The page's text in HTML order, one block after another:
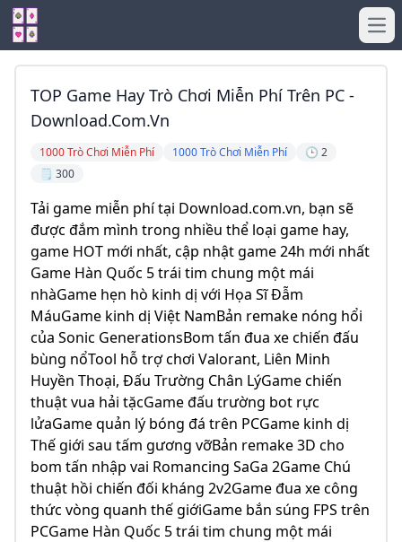
TOP Game Hay Trò Chơi Miễn Phí Trên PC -
Download.com.vn
1000 Trò Chơi Miễn Phí 1000 Trò Chơi Miễn Phí
🕒 2
🗒️ 300
Tải game miễn phí tại Download.com.vn, bạn sẽ
được đắm mình trong nhiều thể loại game hay,
game HOT mới nhất, cập nhật game 24h mới nhất
Game Hàn Quốc 5 trái tim chung một mái
nhàGame hẹn hò kinh dị với Họa Sĩ Đẫm
MáuGame kinh dị Việt NamBản remake nóng hổi
của Sonic GenerationsBom tấn đua xe chiến đấu
bùng nổTool hỗ trợ chơi Valorant, Liên Minh
Huyền Thoại, Đấu Trường Chân LýGame chiến
thuật vua hải tặcGame đấu trường bot rực
lửaGame quản lý bóng đá trên PCGame kinh dị
Thế giới sau tấm gương vỡBản remake 3D cho
bom tấn nhập vai Romancing SaGa 2Game Chú
thuật hồi chiến đối kháng 2v2Game đua xe công
thức vòng quanh thế giớiGame bắn súng FPS trên
PCGame Hàn Quốc 5 trái tim chung một mái